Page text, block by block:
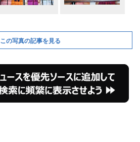
この写真の記事を見る